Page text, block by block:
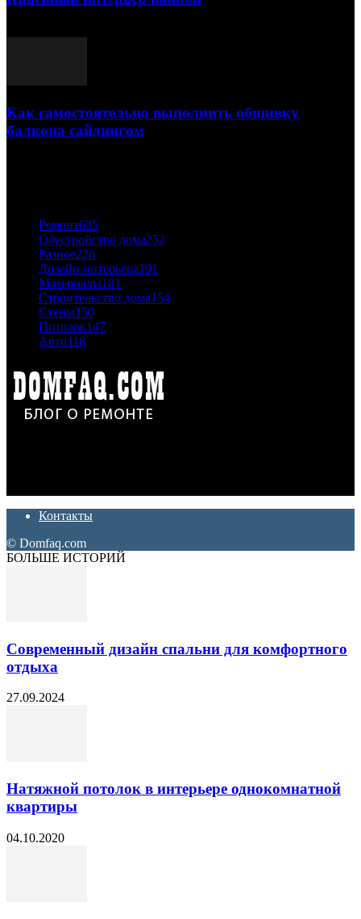
Как самостоятельно выполнить обшивку
балкона сайдингом
Ремонт635
Обустройство дома252
Разное226
Дизайн интерьера191
Материалы181
Строительство дома154
Стены150
Потолок147
Авто118
Контакты
© Domfaq.com
БОЛЬШЕ ИСТОРИЙ
Современный дизайн спальни для комфортного
отдыха
27.09.2024
Натяжной потолок в интерьере однокомнатной
квартиры
04.10.2020